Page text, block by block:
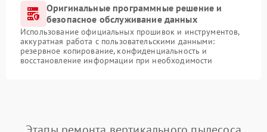
Оригинальные программные решение и
безопасное обслуживание данных
Использование официальных прошивок и инструментов,
аккуратная работа с пользовательскими данными:
резервное копирование, конфиденциальность и
восстановление информации при необходимости